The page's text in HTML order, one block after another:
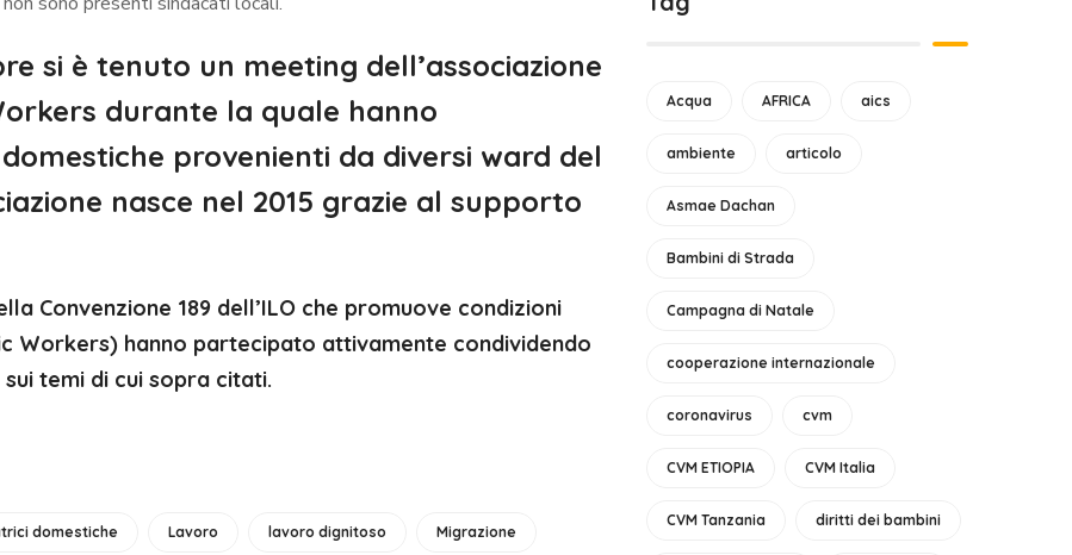
si è tenuto un meeting dell’associazione
durante la quale hanno
provenienti da diversi ward del
nasce nel 2015 grazie al supporto
Convenzione 189 dell’ILO che promuove condizioni
Workers) hanno partecipato attivamente condividendo
temi di cui sopra citati.
domestiche Lavoro lavoro dignitoso Migrazione
Acqua AFRICA aics
ambiente articolo
Asmae Dachan
Bambini di Strada
Campagna di Natale
cooperazione internazionale
coronavirus cvm
CVM ETIOPIA CVM Italia
CVM Tanzania diritti dei bambini